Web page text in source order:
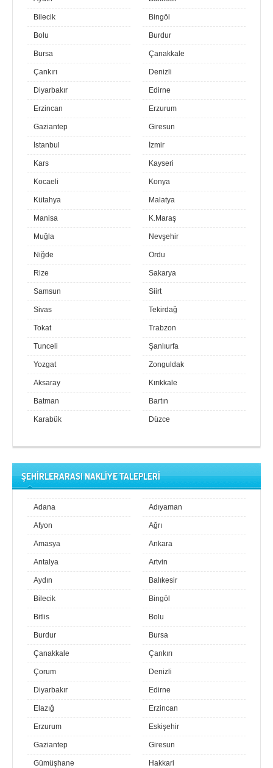
Bilecik Bingöl
Bolu Burdur
Bursa Çanakkale
Çankırı Denizli
Diyarbakır Edirne
Erzincan Erzurum
Gaziantep Giresun
İstanbul İzmir
Kars Kayseri
Kocaeli Konya
Kütahya Malatya
Manisa K.Maraş
Muğla Nevşehir
Niğde Ordu
Rize Sakarya
Samsun Siirt
Sivas Tekirdağ
Tokat Trabzon
Tunceli Şanlıurfa
Yozgat Zonguldak
Aksaray Kırıkkale
Batman Bartın
Karabük Düzce
ŞEHİRLERARASI NAKLİYE TALEPLERİ
Adana Adıyaman
Afyon Ağrı
Amasya Ankara
Antalya Artvin
Aydın Balıkesir
Bilecik Bingöl
Bitlis Bolu
Burdur Bursa
Çanakkale Çankırı
Çorum Denizli
Diyarbakır Edirne
Elazığ Erzincan
Erzurum Eskişehir
Gaziantep Giresun
Gümüşhane Hakkari